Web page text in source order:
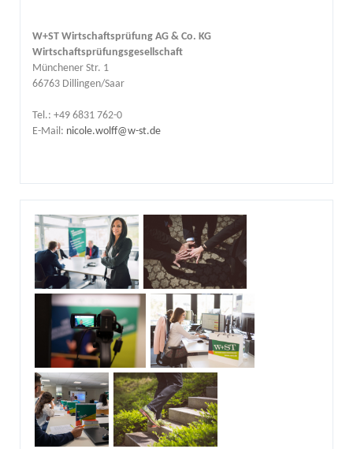
W+ST Wirtschaftsprüfung AG & Co. KG
Wirtschaftsprüfungsgesellschaft
Münchener Str. 1
66763 Dillingen/Saar
Tel.: +49 6831 762-0
E-Mail: nicole.wolff@w-st.de